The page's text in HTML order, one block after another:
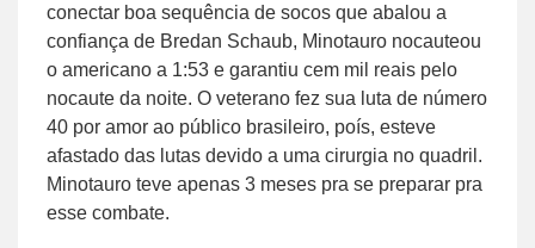
conectar boa sequência de socos que abalou a
confiança de Bredan Schaub, Minotauro nocauteou
o americano a 1:53 e garantiu cem mil reais pelo
nocaute da noite. O veterano fez sua luta de número
40 por amor ao público brasileiro, poís, esteve
afastado das lutas devido a uma cirurgia no quadril.
Minotauro teve apenas 3 meses pra se preparar pra
esse combate.